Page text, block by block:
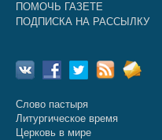
ПОМОЧЬ ГАЗЕТЕ
ПОДПИСКА НА РАССЫЛКУ
Слово пастыря
Литургическое время
Церковь в мире